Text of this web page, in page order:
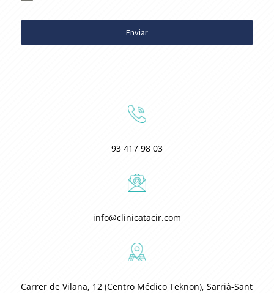
Enviar
93 417 98 03
info@clinicatacir.com
Carrer de Vilana, 12 (Centro Médico Teknon), Sarrià-Sant